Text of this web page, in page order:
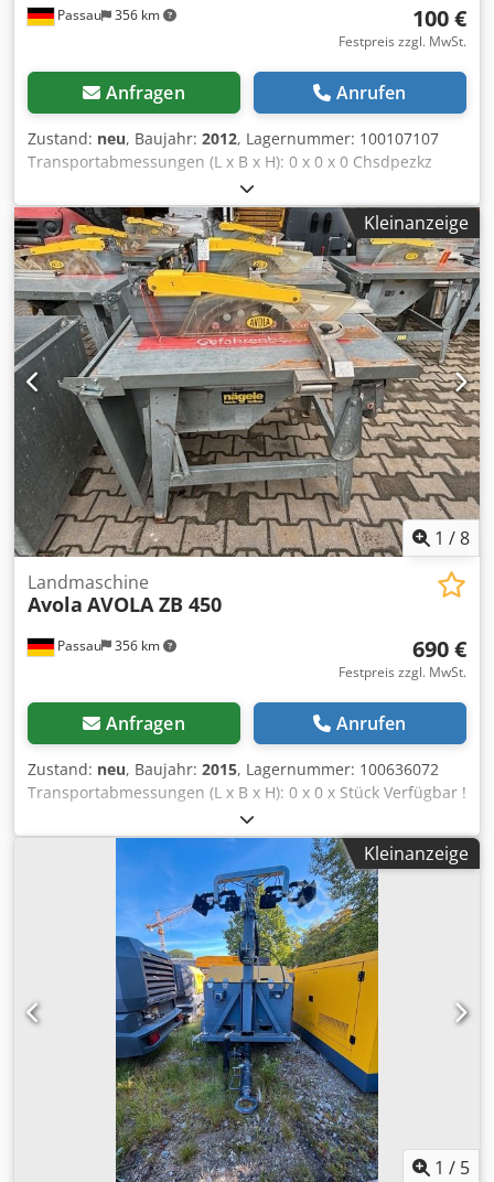
Passau 356 km 100 €
Festpreis zzgl. MwSt.
Anfragen Anrufen
Zustand: neu, Baujahr: 2012, Lagernummer: 100107107
Transportabmessungen (L x B x H): 0 x 0 x 0 Chsdpezkz
Kleinanzeige
1 /8
Passau 356 km
Landmaschine
Avola AVOLA ZB 450
690 €
Festpreis zzgl. MwSt.
Anfragen Anrufen
Zustand: neu, Baujahr: 2015, Lagernummer: 100636072
Transportabmessungen (L x B x H): 0 x 0 x Stück Verfügbar !
Chodpfozkz T Dex Anusa Motorleistung 5,2 kW / 400 V
Schnitthöhe 145 mm Tischgröße 1110 x 750 mm Inkl. HM-
Kreissägeblatt 450 mm
Kleinanzeige
1 / 5